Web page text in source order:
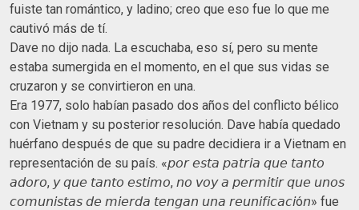
fuiste tan romántico, y ladino; creo que eso fue lo que me
cautivó más de tí.
Dave no dijo nada. La escuchaba, eso sí, pero su mente
estaba sumergida en el momento, en el que sus vidas se
cruzaron y se convirtieron en una.
Era 1977, solo habían pasado dos años del conflicto bélico
con Vietnam y su posterior resolución. Dave había quedado
huérfano después de que su padre decidiera ir a Vietnam en
representación de su país. «𝘱𝘰𝘳 𝘦𝘴𝘵𝘢 𝘱𝘢𝘵𝘳𝘪𝘢 𝘲𝘶𝘦 𝘵𝘢𝘯𝘵𝘰
𝘢𝘥𝘰𝘳𝘰, 𝘺 𝘲𝘶𝘦 𝘵𝘢𝘯𝘵𝘰 𝘦𝘴𝘵𝘪𝘮𝘰, 𝘯𝘰 𝘷𝘰𝘺 𝘢 𝘱𝘦𝘳𝘮𝘪𝘵𝘪𝘳 𝘲𝘶𝘦 𝘶𝘯𝘰𝘴
𝘤𝘰𝘮𝘶𝘯𝘪𝘴𝘵𝘢𝘴 𝘥𝘦 𝘮𝘪𝘦𝘳𝘥𝘢 𝘵𝘦𝘯𝘨𝘢𝘯 𝘶𝘯𝘢 𝘳𝘦𝘶𝘯𝘪𝘧𝘪𝘤𝘢𝘤𝘪ó𝘯» fue